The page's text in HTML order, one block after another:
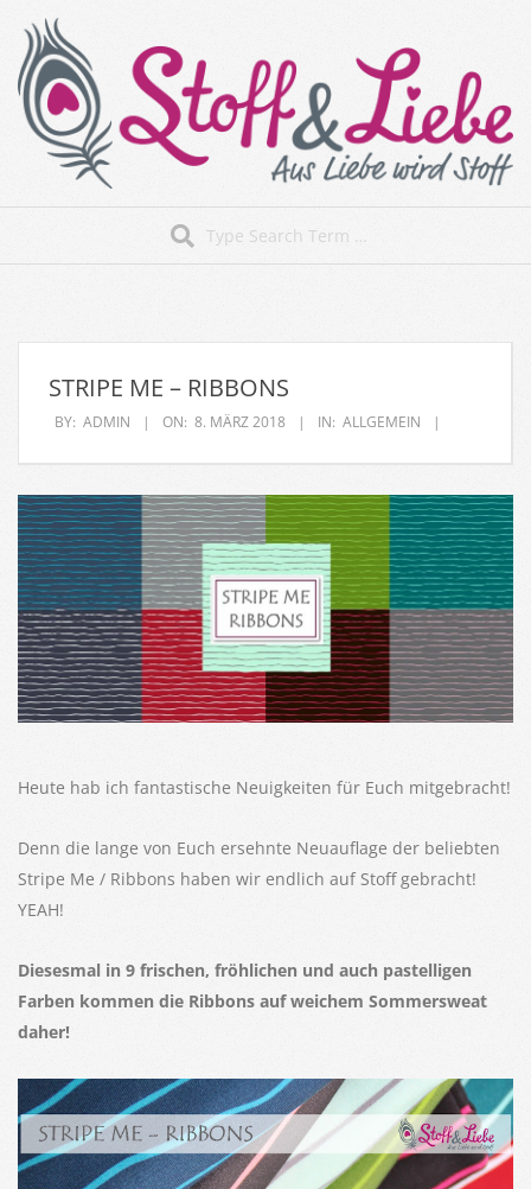
content
Stoff&Liebe
Menu
STRIPE ME – RIBBONS
BY: ADMIN ON: 8. MÄRZ 2018 IN: ALLGEMEIN
Heute hab ich fantastische Neuigkeiten für Euch mitgebracht!
Denn die lange von Euch ersehnte Neuauflage der beliebten
Stripe Me / Ribbons haben wir endlich auf Stoff gebracht!
YEAH!
Diesesmal in 9 frischen, fröhlichen und auch pastelligen
Farben kommen die Ribbons auf weichem Sommersweat
daher!